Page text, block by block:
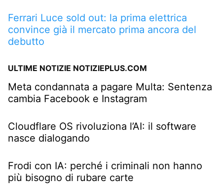
Ferrari Luce sold out: la prima elettrica
convince già il mercato prima ancora del
debutto
ULTIME NOTIZIE NOTIZIEPLUS.COM
Meta condannata a pagare Multa: Sentenza
cambia Facebook e Instagram
Cloudflare OS rivoluziona l’AI: il software
nasce dialogando
Frodi con IA: perché i criminali non hanno
più bisogno di rubare carte